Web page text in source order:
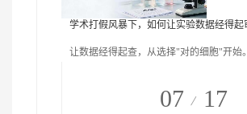
让数据经得起查，从选择"对的细胞"开始。
07 17